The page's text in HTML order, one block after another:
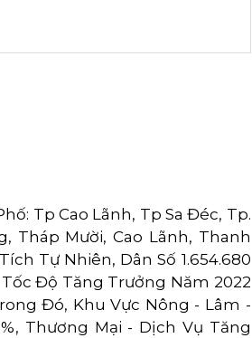
Tp Cao Lãnh, Tp Sa Đéc, Tp.
Tháp Mười, Cao Lãnh, Thanh
Tự Nhiên, Dân Số 1.654.680
Độ Tăng Trưởng Năm 2022
Đó, Khu Vực Nông - Lâm -
Thương Mại - Dịch Vụ Tăng